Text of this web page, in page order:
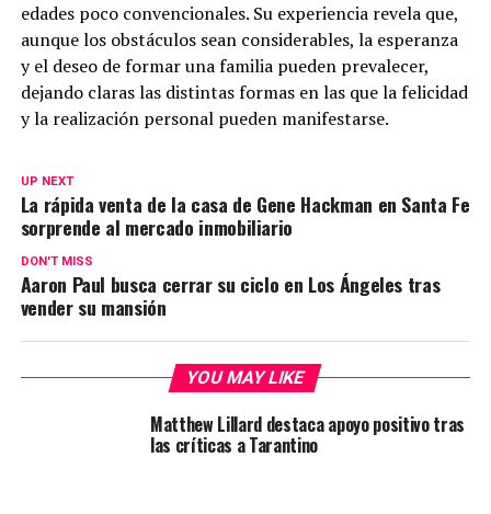
edades poco convencionales. Su experiencia revela que,
aunque los obstáculos sean considerables, la esperanza
y el deseo de formar una familia pueden prevalecer,
dejando claras las distintas formas en las que la felicidad
y la realización personal pueden manifestarse.
UP NEXT
La rápida venta de la casa de Gene Hackman en Santa Fe
sorprende al mercado inmobiliario
DON'T MISS
Aaron Paul busca cerrar su ciclo en Los Ángeles tras
vender su mansión
YOU MAY LIKE
Matthew Lillard destaca apoyo positivo tras
las críticas a Tarantino